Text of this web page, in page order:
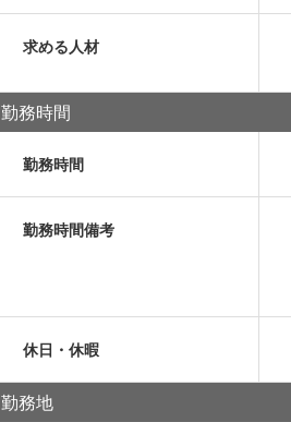
求める人材
勤務時間
勤務時間
勤務時間備考
休日・休暇
勤務地